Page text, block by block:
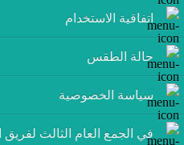
اتفاقية الاستخدام
حالة الطقس
سياسة الخصوصية
في الجمع العام الثالث